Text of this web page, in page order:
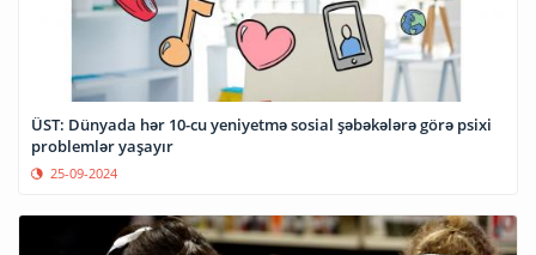
ÜST: Dünyada hər 10-cu yeniyetmə sosial şəbəkələrə görə psixi
problemlər yaşayır
25-09-2024